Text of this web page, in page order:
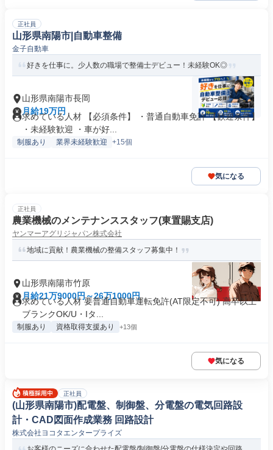
正社員
山形県南陽市|自動車整備
金子自動車
好きを仕事に。少人数の職場で整備士デビュー！未経験OK◎
山形県南陽市長岡
月給19万円
求めている人材 【必須条件】 ・普通自動車免許 【歓迎条件】
・未経験歓迎 ・車が好...
制服あり 業界未経験歓迎 +15個
気になる
正社員
農業機械のメンテナンススタッフ(東置賜支店)
ヤンマーアグリジャパン株式会社
地域に貢献！農業機械の整備スタッフ募集中！
山形県南陽市竹原
月給21万9000円～26万1000円
求めている人材 要普通自動車運転免許(AT限定不可) 高卒以上
ブランクOK/U・Iタ...
制服あり 資格取得支援あり +13個
気になる
正社員
(山形県南陽市)配電盤、制御盤、分電盤の電気回路設
計・CAD図面作成業務 回路設計
株式会社ヨコタエンタープライズ